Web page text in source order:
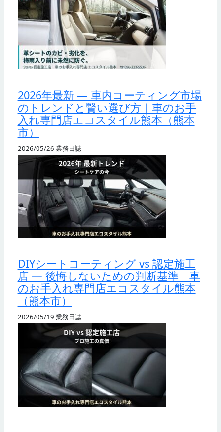
2026年最新 — 車内コーティング市場
のトレンドと賢い選び方｜車のお手
入れ専門店エコスタイル熊本（熊本
市）
2026/05/26 業務日誌
DIYシートコーティング vs 認定施工
店 — 後悔しないための判断基準｜車
のお手入れ専門店エコスタイル熊本
（熊本市）
2026/05/19 業務日誌